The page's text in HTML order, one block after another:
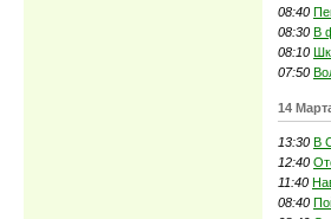
08:40
08:30 В
08:10
07:50
14
13:30 В
12:40
11:40
08:40